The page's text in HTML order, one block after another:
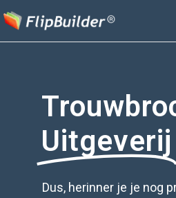
Uitgeverij
Dus, herinner je je nog